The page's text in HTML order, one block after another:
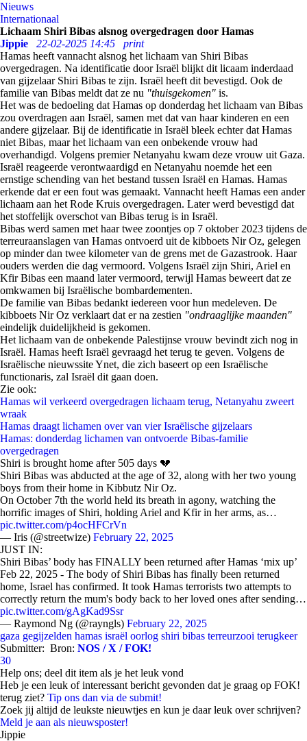
Nieuws
Internationaal
Lichaam Shiri Bibas alsnog overgedragen door Hamas
Jippie
22-02-2025 14:45
print
Hamas heeft vannacht alsnog het lichaam van Shiri Bibas
overgedragen. Na identificatie door Israël blijkt dit licaam inderdaad
van gijzelaar Shiri Bibas te zijn. Israël heeft dit bevestigd. Ook de
familie van Bibas meldt dat ze nu "thuisgekomen" is.
Het was de bedoeling dat Hamas op donderdag het lichaam van Bibas
zou overdragen aan Israël, samen met dat van haar kinderen en een
andere gijzelaar. Bij de identificatie in Israël bleek echter dat Hamas
niet Bibas, maar het lichaam van een onbekende vrouw had
overhandigd. Volgens premier Netanyahu kwam deze vrouw uit Gaza.
Israël reageerde verontwaardigd en Netanyahu noemde het een
ernstige schending van het bestand tussen Israël en Hamas. Hamas
erkende dat er een fout was gemaakt. Vannacht heeft Hamas een ander
lichaam aan het Rode Kruis overgedragen. Later werd bevestigd dat
het stoffelijk overschot van Bibas terug is in Israël.
Bibas werd samen met haar twee zoontjes op 7 oktober 2023 tijdens de
terreuraanslagen van Hamas ontvoerd uit de kibboets Nir Oz, gelegen
op minder dan twee kilometer van de grens met de Gazastrook. Haar
ouders werden die dag vermoord. Volgens Israël zijn Shiri, Ariel en
Kfir Bibas een maand later vermoord, terwijl Hamas beweert dat ze
omkwamen bij Israëlische bombardementen.
De familie van Bibas bedankt iedereen voor hun medeleven. De
kibboets Nir Oz verklaart dat er na zestien "ondraaglijke maanden"
eindelijk duidelijkheid is gekomen.
Het lichaam van de onbekende Palestijnse vrouw bevindt zich nog in
Israël. Hamas heeft Israël gevraagd het terug te geven. Volgens de
Israëlische nieuwssite Ynet, die zich baseert op een Israëlische
functionaris, zal Israël dit gaan doen.
Zie ook:
Hamas wil verkeerd overgedragen lichaam terug, Netanyahu zweert
wraak
Hamas draagt lichamen over van vier Israëlische gijzelaars
Hamas: donderdag lichamen van ontvoerde Bibas-familie
overgedragen
Shiri is brought home after 505 days 💔
Shiri Bibas was abducted at the age of 32, along with her two young
boys from their home in Kibbutz Nir Oz.
On October 7th the world held its breath in agony, watching the
horrific images of Shiri, holding Ariel and Kfir in her arms, as…
pic.twitter.com/p4ocHFCrVn
— Iris (@streetwize) February 22, 2025
JUST IN:
Shiri Bibas’ body has FINALLY been returned after Hamas ‘mix up’
Feb 22, 2025 - The body of Shiri Bibas has finally been returned
home, Israel has confirmed. It took Hamas terrorists two attempts to
correctly return the mum's body back to her loved ones after sending…
pic.twitter.com/gAgKad9Ssr
— Raymond Ng (@rayngls) February 22, 2025
gaza gegijzelden hamas israël oorlog shiri bibas terreurzooi terugkeer
Submitter: Bron: NOS / X / FOK!
30
Help ons; deel dit item als je het leuk vond
Heb je een leuk of interessant bericht gevonden dat je graag op FOK!
terug ziet? Tip ons dan via de submit!
Zoek jij altijd de leukste nieuwtjes en kun je daar leuk over schrijven?
Meld je aan als nieuwsposter!
Jippie